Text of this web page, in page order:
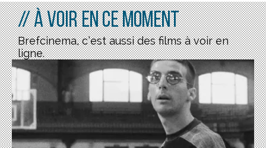
// À voir en ce moment
Brefcinema, c’est aussi des films à voir en
ligne.